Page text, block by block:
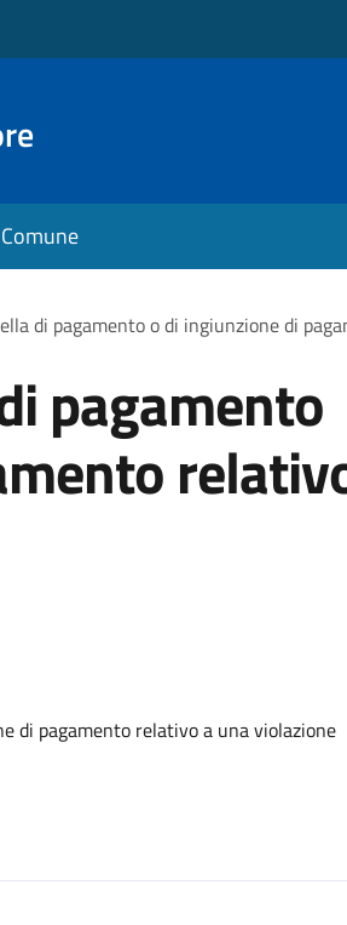
di pagamento o di ingiunzione di
pagamento
di pagamento relativo a una violazione